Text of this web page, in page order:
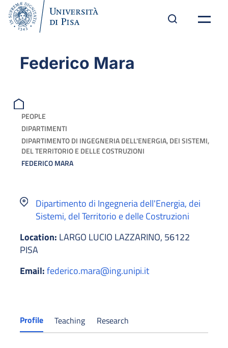
Federico Mara
PEOPLE
DIPARTIMENTI
DIPARTIMENTO DI INGEGNERIA DELL'ENERGIA, DEI SISTEMI,
DEL TERRITORIO E DELLE COSTRUZIONI
FEDERICO MARA
Dipartimento di Ingegneria dell'Energia, dei
Sistemi, del Territorio e delle Costruzioni
Location: LARGO LUCIO LAZZARINO, 56122
PISA
Email:federico.mara@ing.unipi.it
Profile Teaching Research